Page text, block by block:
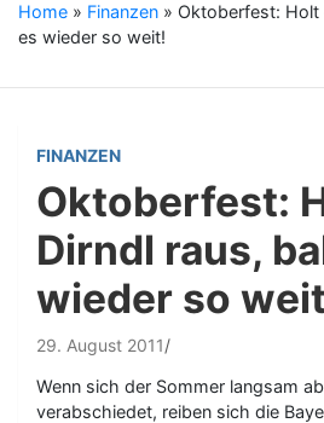
Home » Finanzen » Oktoberfest: Holt
es wieder so weit!
FINANZEN
Oktoberfest:
Dirndl raus,
wieder so
29. August 2011
Wenn sich der Sommer langsam
verabschiedet, reiben sich die